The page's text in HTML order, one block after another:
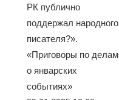
РК публично
поддержал народного
писателя?».
«Приговоры по делам
о январских
событиях»